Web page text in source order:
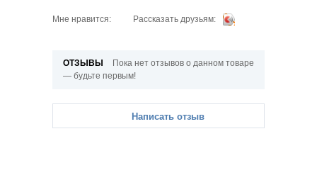
Мне нравится: Рассказать друзьям:
ОТЗЫВЫ
Пока нет отзывов о данном товаре
— будьте первым!
Написать отзыв